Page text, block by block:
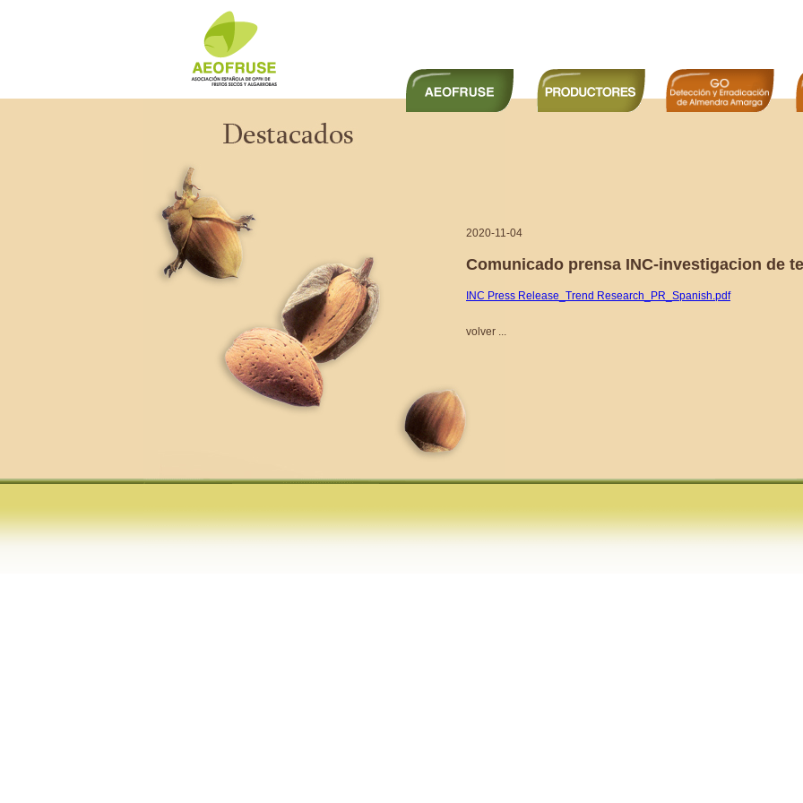
2020-11-04
Comunicado prensa INC-investigacion de
INC Press Release_Trend Research_PR_Spanish.pdf
volver ...